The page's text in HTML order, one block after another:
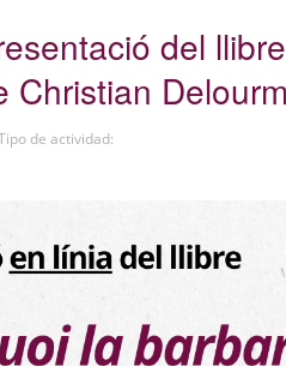
del
Christian
de actividad: